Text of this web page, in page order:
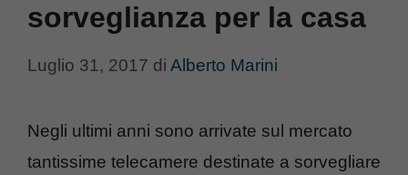
sorveglianza per la casa
Luglio 31, 2017 di Alberto Marini
Negli ultimi anni sono arrivate sul mercato
tantissime telecamere destinate a sorvegliare